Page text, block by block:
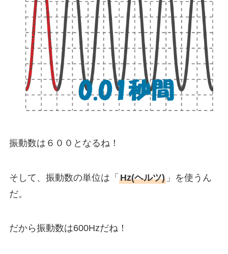
振動数は６００となるね！
そして、振動数の単位は「 Hz(ヘルツ)」を使うん
だ。
だから振動数は600Hzだね！